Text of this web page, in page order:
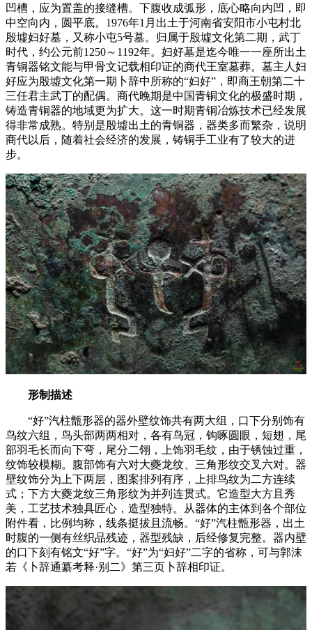
凹槽，应为置盖的接缝槽。下腹收成弧形，底心略向内凹，即
中空向内，圆平底。1976年1月出土于河南省安阳市小屯村北
殷墟妇好墓，又称小屯5号墓。归属于殷墟文化第二期，武丁
时代，约公元前1250～1192年。妇好墓是迄今唯一一座所出土
青铜器铭文能与甲骨文记载相印证的商代王室墓葬。墓主人妇
好应为殷墟文化第一期卜辞中所称的“妇好”，即商王朝第二十
三任君主武丁的配偶。商代晚期是中国青铜文化的极盛时期，
铸造青铜器的地域更为扩大。这一时期青铜冶炼技术已经发展
得非常成熟。特别是殷墟出土的青铜器，器类多而繁杂，说明
商代以后，随着社会经济的发展，铸铜手工业有了较大的进
步。
形制描述
“好”汽柱甑形器的器外壁纹饰共有两大组，口下分别饰有
鸟纹六组，鸟头部两两相对，各有鸟冠，钩啄圆眼，短翅，尾
部羽毛长而向下弯，尾分二翎，上饰羽毛纹，由于锈蚀过重，
纹饰较模糊。腹部饰有六对大夔龙纹、三角形纹交叉六对。器
壁纹饰分为上下两层，图案排列有序，上排鸟纹为二方连续
式；下方大夔龙纹三角形纹为并列连贯式。它造型大方且秀
美，工艺技术独具匠心，造型独特。从器体的主体到各个部位
附件看，比例均称，线条挺拔且流畅。“好”汽柱甑形器，出土
时腹的一侧有丝织品残迹，器型残缺，后经修复完整。器内壁
的口下刻有铭文“好”字。“好”为“妇好”二字的省称，可与郭沫
若《卜辞通纂考释·别二》第三页卜辞相印证。